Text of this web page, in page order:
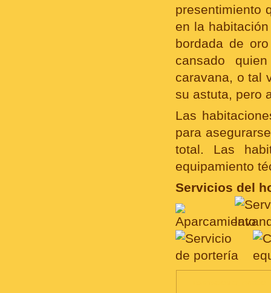
presentimiento
en la
bordada de
cansado
caravana, o tal
su astuta, pero
Las
para
total. Las
equipamiento
Servicios del